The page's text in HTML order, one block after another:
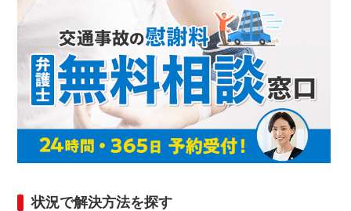
状況で解決方法を探す